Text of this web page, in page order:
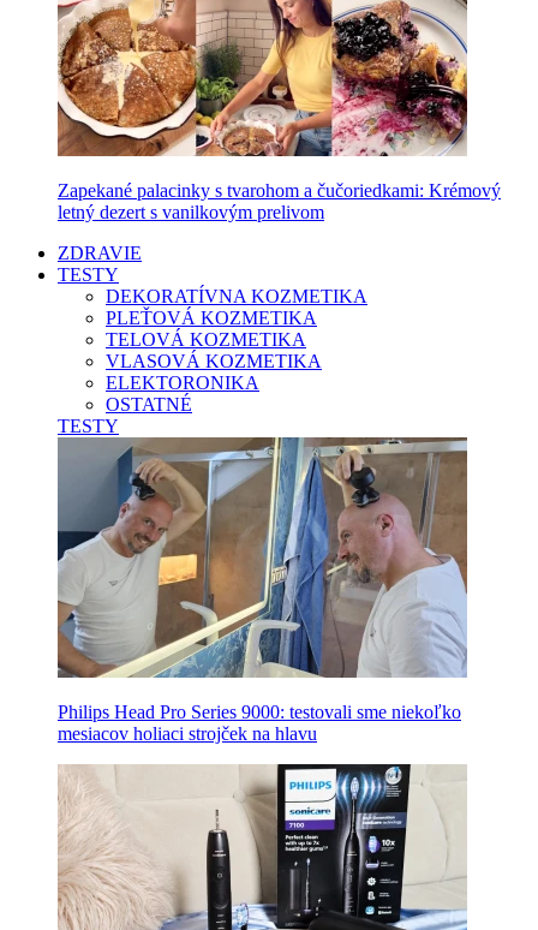
Zapekané palacinky s tvarohom a čučoriedkami: Krémový
letný dezert s vanilkovým prelivom
ZDRAVIE
TESTY
DEKORATÍVNA KOZMETIKA
PLEŤOVÁ KOZMETIKA
TELOVÁ KOZMETIKA
VLASOVÁ KOZMETIKA
ELEKTORONIKA
OSTATNÉ
TESTY
Philips Head Pro Series 9000: testovali sme niekoľko
mesiacov holiaci strojček na hlavu